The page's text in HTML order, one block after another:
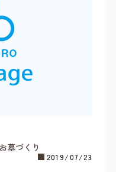
2019/07/23
墓づくり